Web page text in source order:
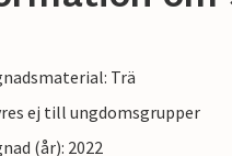
Trä
ej till ungdomsgrupper
(år): 2022